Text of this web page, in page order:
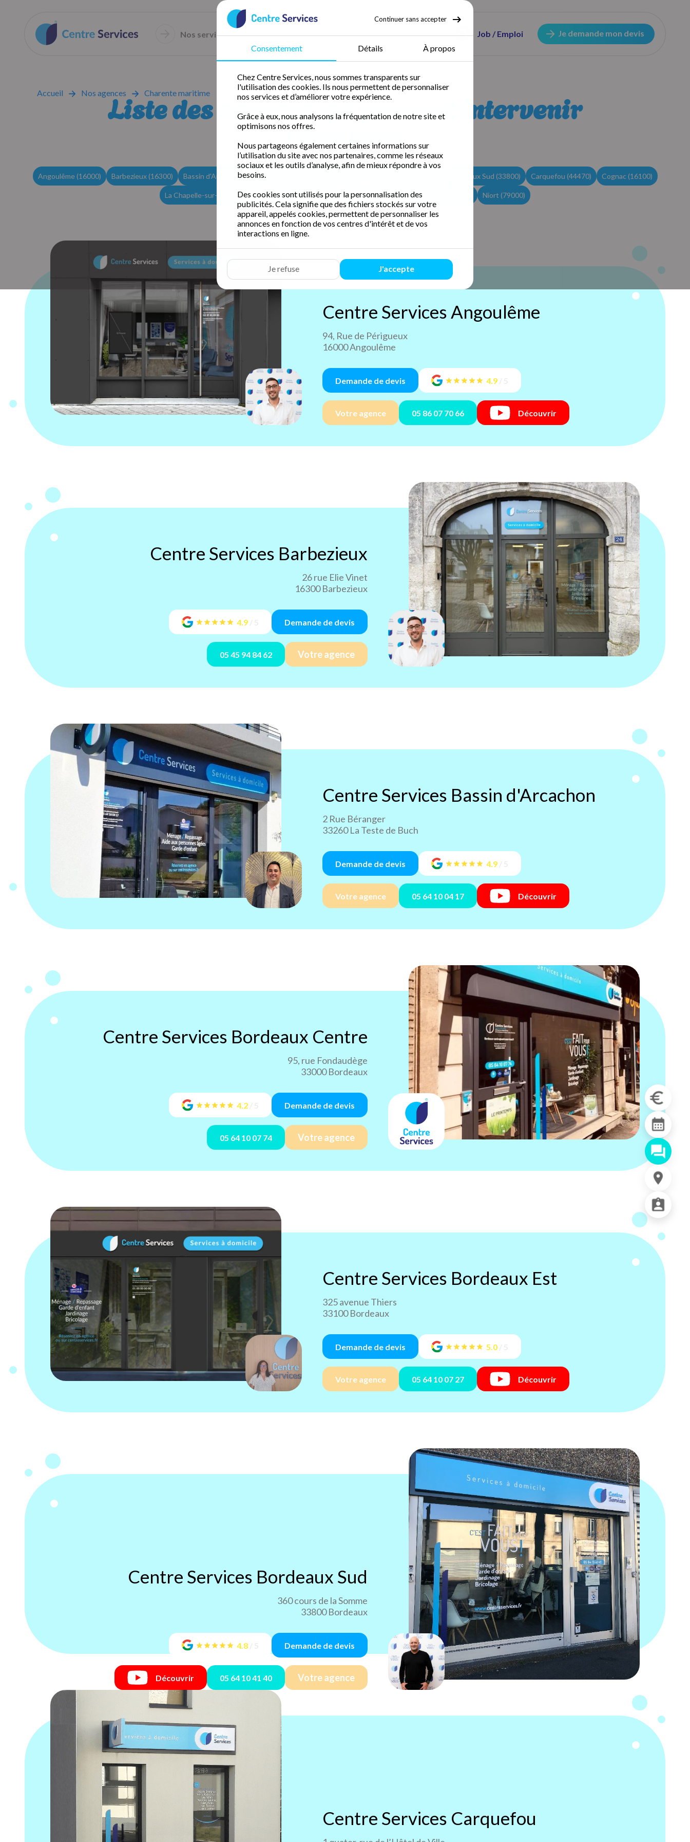
Nos services 50 % de crédit d’impôt Job / Emploi Je demande mon devis
Continuer sans accepter
Consentement Détails À propos
Chez Centre Services, nous sommes transparents sur
l'utilisation des cookies. Ils nous permettent de personnaliser
nos services et d’améliorer votre expérience.
Grâce à eux, nous analysons la fréquentation de notre site et
optimisons nos offres.
Nous partageons également certaines informations sur
l’utilisation du site avec nos partenaires, comme les réseaux
sociaux et les outils d’analyse, afin de mieux répondre à vos
besoins.
Des cookies sont utilisés pour la personnalisation des
publicités. Cela signifie que des fichiers stockés sur votre
appareil, appelés cookies, permettent de personnaliser les
annonces en fonction de vos centres d'intérêt et de vos
interactions en ligne.
Je refuse J'accepte
Accueil Nos agences Charente maritime
Liste des agences qui peuvent intervenir
chez vous
Angoulême (16000) Barbezieux (16300) Bassin d'Arcachon (33260) Bordeaux Sud (33800) Carquefou (44470) Cognac (16100)
La Chapelle-sur-Erdre (44240) La Rochelle (17000) Le Bouscat (33110) Mérignac (33700) Niort (79000)
Centre ServicesAngoulême
94, Rue de Périgueux
16000 Angoulême
Demande de devis 4.9
Votre agence 05 86 07 70 66 Découvrir
Centre Services Barbezieux
26 rue Elie Vinet
16300 Barbezieux
4.9 Demande de devis
05 45 94 84 62 Votre agence
Centre Services Bassin d'Arcachon
2 Rue Béranger
33260 La Teste de Buch
Demande de devis 4.9
Votre agence 05 64 10 04 17 Découvrir
Centre Services Bordeaux Centre
95, rue Fondaudège
33000 Bordeaux
4.2 Demande de devis
05 64 10 07 74 Votre agence
Centre Services Bordeaux Est
325 avenue Thiers
33100 Bordeaux
Demande de devis 5.0
Votre agence 05 64 10 07 27 Découvrir
Centre Services Bordeaux Sud
360 cours de la Somme
33800 Bordeaux
4.8 Demande de devis
Découvrir 05 64 10 41 40 Votre agence
Centre Services Carquefou